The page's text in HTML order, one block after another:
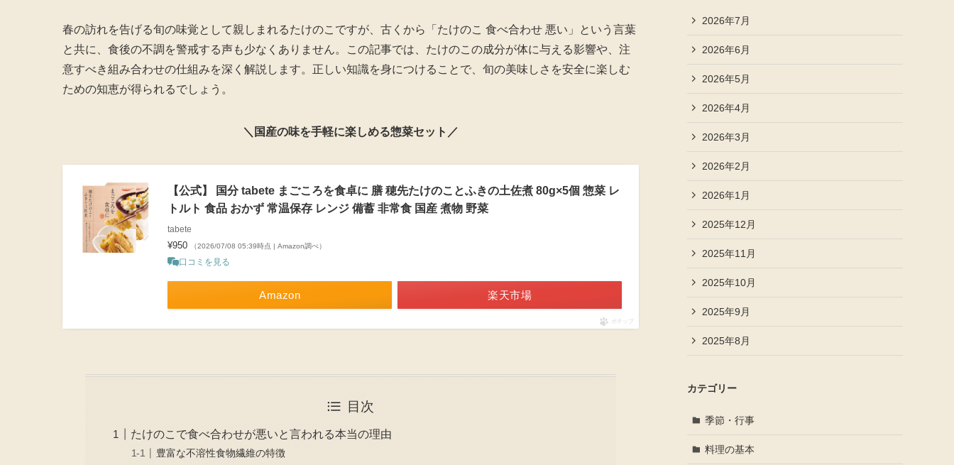
春の訪れを告げる旬の味覚として親しまれるたけのこですが、古くから「たけのこ 食べ合わせ 悪い」という言葉
と共に、食後の不調を警戒する声も少なくありません。この記事では、たけのこの成分が体に与える影響や、注
意すべき組み合わせの仕組みを深く解説します。正しい知識を身につけることで、旬の美味しさを安全に楽しむ
ための知恵が得られるでしょう。
＼国産の味を手軽に楽しめる惣菜セット／
【公式】 国分 tabete まごころを食卓に 膳 穂先たけのことふきの土佐煮 80g×5個 惣菜 レ
トルト 食品 おかず 常温保存 レンジ 備蓄 非常食 国産 煮物 野菜
tabete
¥950 （2026/07/08 05:39時点 | Amazon調べ）
口コミを見る
Amazon 楽天市場
ポチップ
目次
たけのこで食べ合わせが悪いと言われる本当の理由
豊富な不溶性食物繊維の特徴
2026年7月
2026年6月
2026年5月
2026年4月
2026年3月
2026年2月
2026年1月
2025年12月
2025年11月
2025年10月
2025年9月
2025年8月
カテゴリー
季節・行事
料理の基本